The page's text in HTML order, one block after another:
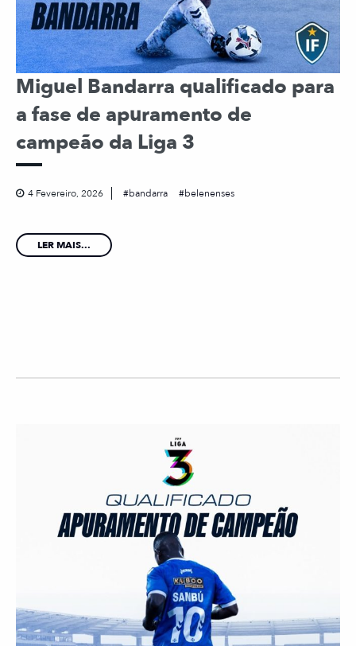
Miguel Bandarra qualificado para
a fase de apuramento de
campeão da Liga 3
4 Fevereiro, 2026 bandarra belenenses
LER MAIS...